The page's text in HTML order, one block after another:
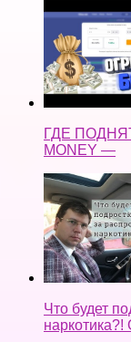
ГДЕ
MONEY —
Что будет
наркотика?!